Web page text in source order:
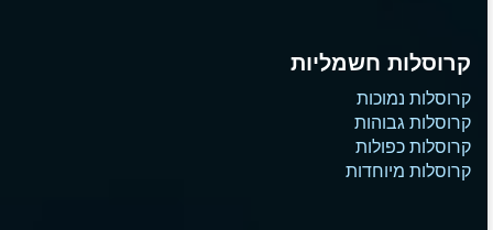
קרוסלות חשמליות
קרוסלות נמוכות
קרוסלות גבוהות
קרוסלות כפולות
קרוסלות מיוחדות